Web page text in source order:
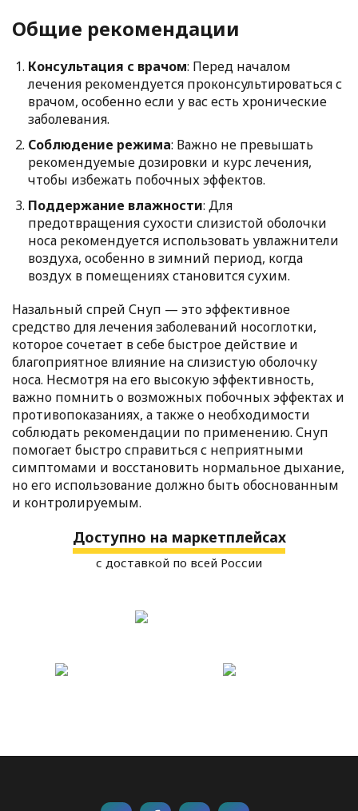
Общие рекомендации
Консультация с врачом: Перед началом
лечения рекомендуется проконсультироваться с
врачом, особенно если у вас есть хронические
заболевания.
Соблюдение режима: Важно не превышать
рекомендуемые дозировки и курс лечения,
чтобы избежать побочных эффектов.
Поддержание влажности: Для
предотвращения сухости слизистой оболочки
носа рекомендуется использовать увлажнители
воздуха, особенно в зимний период, когда
воздух в помещениях становится сухим.
Назальный спрей Снуп — это эффективное
средство для лечения заболеваний носоглотки,
которое сочетает в себе быстрое действие и
благоприятное влияние на слизистую оболочку
носа. Несмотря на его высокую эффективность,
важно помнить о возможных побочных эффектах и
противопоказаниях, а также о необходимости
соблюдать рекомендации по применению. Снуп
помогает быстро справиться с неприятными
симптомами и восстановить нормальное дыхание,
но его использование должно быть обоснованным
и контролируемым.
Доступно на маркетплейсах
с доставкой по всей России